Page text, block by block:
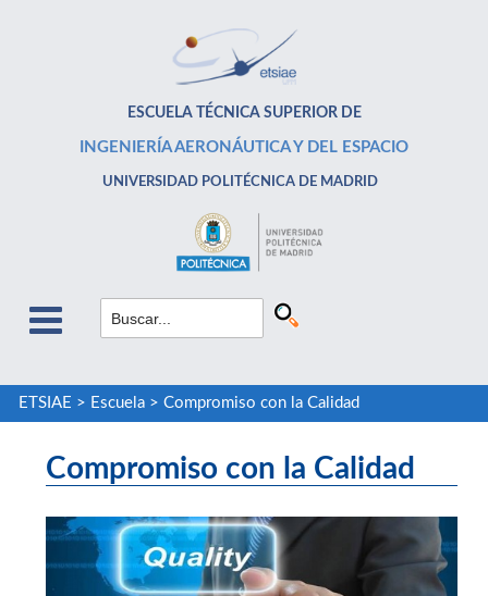
ESCUELA TÉCNICA SUPERIOR DE
INGENIERÍA AERONÁUTICA Y DEL ESPACIO
UNIVERSIDAD POLITÉCNICA DE MADRID
ETSIAE > Escuela> Compromiso con la Calidad
Compromiso con la Calidad